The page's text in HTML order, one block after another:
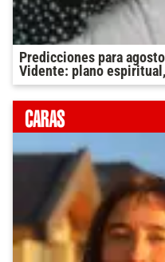
Predicciones para
Vidente: plano